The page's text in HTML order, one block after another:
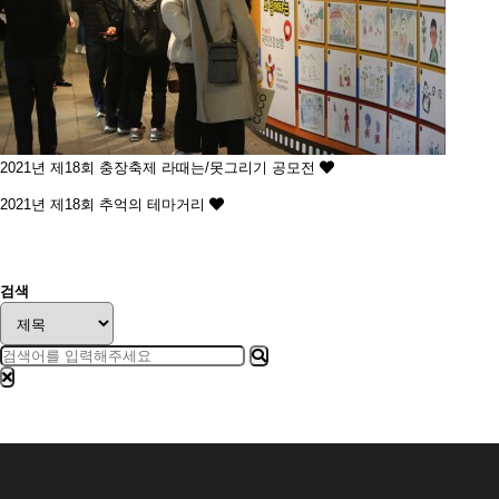
2021년 제18회 충장축제 라때는/못그리기 공모전
2021년 제18회 추억의 테마거리
검색